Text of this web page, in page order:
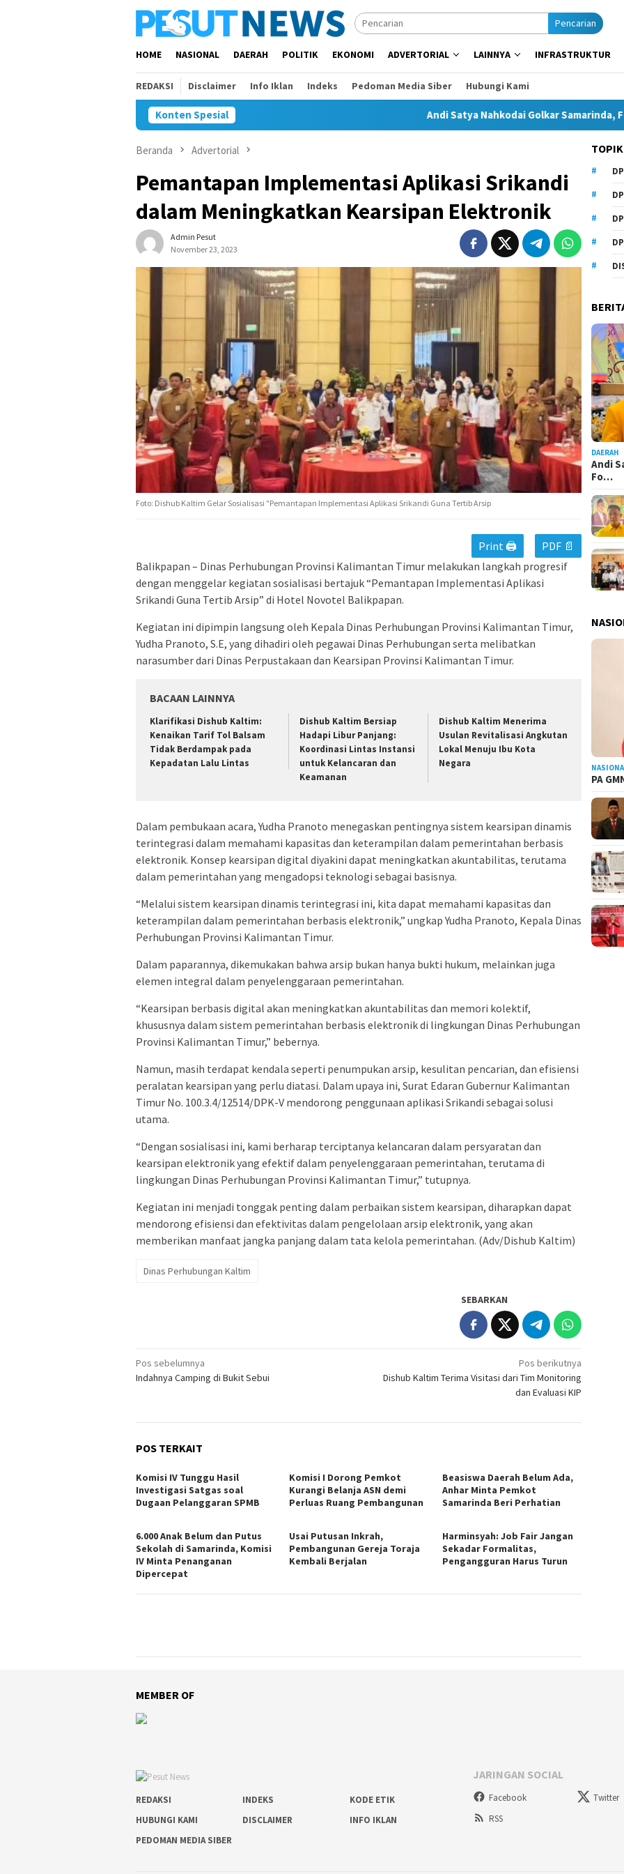
Pencarian
HOME NASIONAL DAERAH POLITIK EKONOMI ADVERTORIAL LAINNYA INFRASTRUKTUR
REDAKSI Disclaimer Info Iklan Indeks Pedoman Media Siber Hubungi Kami
Konten Spesial Andi Satya Nahkodai Golkar Samarinda, Fokus Kerja
Beranda Advertorial
Pemantapan Implementasi Aplikasi Srikandi
dalam Meningkatkan Kearsipan Elektronik
Admin Pesut
November 23, 2023
Foto: Dishub Kaltim Gelar Sosialisasi "Pemantapan Implementasi Aplikasi Srikandi Guna Tertib Arsip
Print 🖨
PDF 📄
Balikpapan – Dinas Perhubungan Provinsi Kalimantan Timur melakukan langkah progresif
dengan menggelar kegiatan sosialisasi bertajuk “Pemantapan Implementasi Aplikasi
Srikandi Guna Tertib Arsip” di Hotel Novotel Balikpapan.
Kegiatan ini dipimpin langsung oleh Kepala Dinas Perhubungan Provinsi Kalimantan Timur,
Yudha Pranoto, S.E, yang dihadiri oleh pegawai Dinas Perhubungan serta melibatkan
narasumber dari Dinas Perpustakaan dan Kearsipan Provinsi Kalimantan Timur.
BACAAN LAINNYA
Klarifikasi Dishub Kaltim:
Kenaikan Tarif Tol Balsam
Tidak Berdampak pada
Kepadatan Lalu Lintas
Dishub Kaltim Bersiap
Hadapi Libur Panjang:
Koordinasi Lintas Instansi
untuk Kelancaran dan
Keamanan
Dishub Kaltim Menerima
Usulan Revitalisasi Angkutan
Lokal Menuju Ibu Kota
Negara
Dalam pembukaan acara, Yudha Pranoto menegaskan pentingnya sistem kearsipan dinamis
terintegrasi dalam memahami kapasitas dan keterampilan dalam pemerintahan berbasis
elektronik. Konsep kearsipan digital diyakini dapat meningkatkan akuntabilitas, terutama
dalam pemerintahan yang mengadopsi teknologi sebagai basisnya.
“Melalui sistem kearsipan dinamis terintegrasi ini, kita dapat memahami kapasitas dan
keterampilan dalam pemerintahan berbasis elektronik,” ungkap Yudha Pranoto, Kepala Dinas
Perhubungan Provinsi Kalimantan Timur.
Dalam paparannya, dikemukakan bahwa arsip bukan hanya bukti hukum, melainkan juga
elemen integral dalam penyelenggaraan pemerintahan.
“Kearsipan berbasis digital akan meningkatkan akuntabilitas dan memori kolektif,
khususnya dalam sistem pemerintahan berbasis elektronik di lingkungan Dinas Perhubungan
Provinsi Kalimantan Timur,” bebernya.
Namun, masih terdapat kendala seperti penumpukan arsip, kesulitan pencarian, dan efisiensi
peralatan kearsipan yang perlu diatasi. Dalam upaya ini, Surat Edaran Gubernur Kalimantan
Timur No. 100.3.4/12514/DPK-V mendorong penggunaan aplikasi Srikandi sebagai solusi
utama.
“Dengan sosialisasi ini, kami berharap terciptanya kelancaran dalam persyaratan dan
kearsipan elektronik yang efektif dalam penyelenggaraan pemerintahan, terutama di
lingkungan Dinas Perhubungan Provinsi Kalimantan Timur,” tutupnya.
Kegiatan ini menjadi tonggak penting dalam perbaikan sistem kearsipan, diharapkan dapat
mendorong efisiensi dan efektivitas dalam pengelolaan arsip elektronik, yang akan
memberikan manfaat jangka panjang dalam tata kelola pemerintahan. (Adv/Dishub Kaltim)
Dinas Perhubungan Kaltim
SEBARKAN
Navigasi
pos
Pos sebelumnya
Indahnya Camping di Bukit Sebui
Pos berikutnya
Dishub Kaltim Terima Visitasi dari Tim Monitoring
dan Evaluasi KIP
POS TERKAIT
Komisi IV Tunggu Hasil
Investigasi Satgas soal
Dugaan Pelanggaran SPMB
Komisi I Dorong Pemkot
Kurangi Belanja ASN demi
Perluas Ruang Pembangunan
Beasiswa Daerah Belum Ada,
Anhar Minta Pemkot
Samarinda Beri Perhatian
6.000 Anak Belum dan Putus
Sekolah di Samarinda, Komisi
IV Minta Penanganan
Dipercepat
Usai Putusan Inkrah,
Pembangunan Gereja Toraja
Kembali Berjalan
Harminsyah: Job Fair Jangan
Sekadar Formalitas,
Pengangguran Harus Turun
DAERAH
Andi
Fo…
PA
MEMBER OF
REDAKSI INDEKS
KODE ETIK
HUBUNGI KAMI
DISCLAIMER
INFO IKLAN
PEDOMAN MEDIA SIBER
JARINGAN SOCIAL
Facebook Twitter
RSS